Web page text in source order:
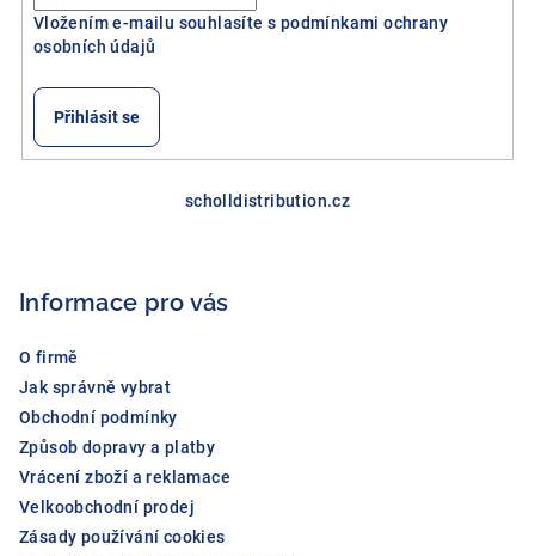
k
i
s
u
Vložením e-mailu souhlasíte s podmínkami ochrany
osobních údajů
Přihlásit se
scholldistribution.cz
Informace pro vás
O firmě
Jak správně vybrat
Obchodní podmínky
Způsob dopravy a platby
Vrácení zboží a reklamace
Velkoobchodní prodej
Zásady používání cookies